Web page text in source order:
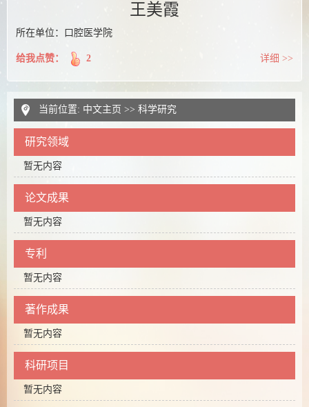
教师博客
王美霞
所在单位：口腔医学院
给我点赞： 2 详细 >>
当前位置: 中文主页 >> 科学研究
研究领域
暂无内容
论文成果
暂无内容
专利
暂无内容
著作成果
暂无内容
科研项目
暂无内容